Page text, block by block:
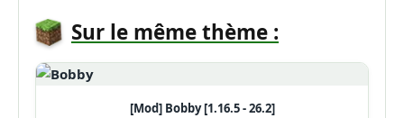
Sur le même thème :
[Mod] Bobby [1.16.5 - 26.2]